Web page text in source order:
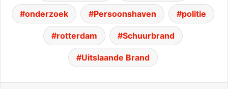
onderzoek Persoonshaven politie
rotterdam Schuurbrand
Uitslaande Brand